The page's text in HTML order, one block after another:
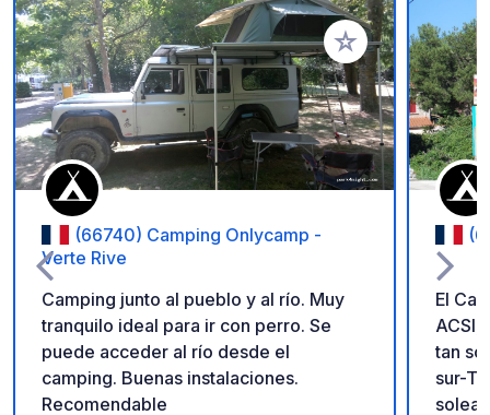
Añadir a tus
(66740) Camping Onlycamp -
Verte Rive
Camping junto al pueblo y al río. Muy
tranquilo ideal para ir con perro. Se
puede acceder al río desde el
camping. Buenas instalaciones.
Recomendable
El
ACSI,
tan
sur-